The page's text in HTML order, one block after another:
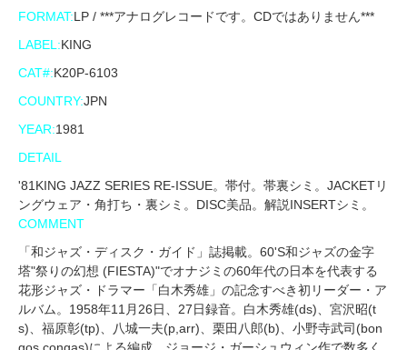
FORMAT:LP / ***アナログレコードです。CDではありません***
LABEL:KING
CAT#:K20P-6103
COUNTRY:JPN
YEAR:1981
DETAIL
'81KING JAZZ SERIES RE-ISSUE。帯付。帯裏シミ。JACKETリ
ングウェア・角打ち・裏シミ。DISC美品。解説INSERTシミ。
COMMENT
「和ジャズ・ディスク・ガイド」誌掲載。60'S和ジャズの金字
塔"祭りの幻想 (FIESTA)"でオナジミの60年代の日本を代表する
花形ジャズ・ドラマー「白木秀雄」の記念すべき初リーダー・ア
ルバム。1958年11月26日、27日録音。白木秀雄(ds)、宮沢昭(t
s)、福原彰(tp)、八城一夫(p,arr)、栗田八郎(b)、小野寺武司(bon